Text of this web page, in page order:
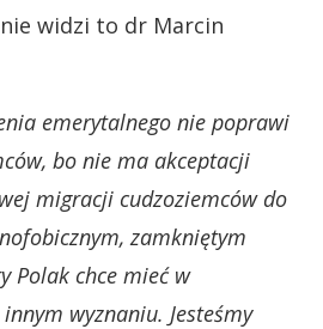
widzi to dr Marcin
emerytalnego nie poprawi
bo nie ma akceptacji
migracji cudzoziemców do
zamkniętym
Polak chce mieć w
wyznaniu. Jesteśmy